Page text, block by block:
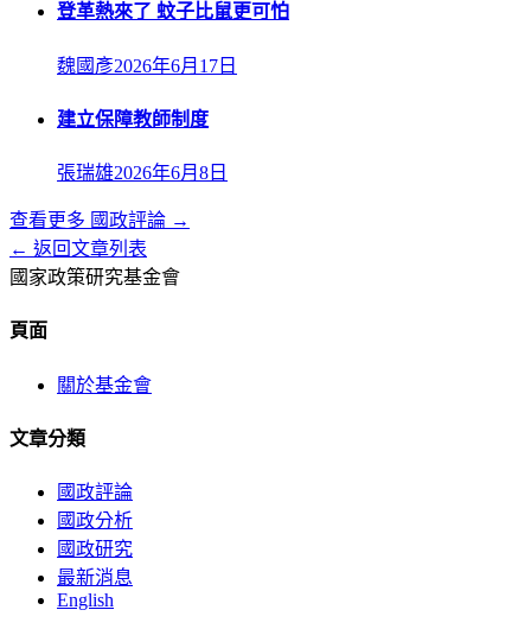
登革熱來了 蚊子比鼠更可怕
魏國彥2026年6月17日
建立保障教師制度
張瑞雄2026年6月8日
查看更多 國政評論 →
← 返回文章列表
國家政策研究基金會
頁面
關於基金會
文章分類
國政評論
國政分析
國政研究
最新消息
English